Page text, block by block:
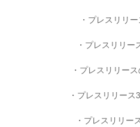
プレスリリ
プレスリリー
プレスリリー
プレスリリース
プレスリリー